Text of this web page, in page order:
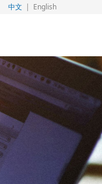
中文 | English